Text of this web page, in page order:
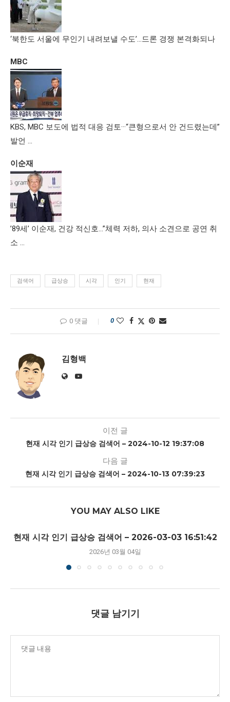
‘북한도 서울에 무인기 내려보낼 수도’…드론 경쟁 본격화되나
MBC
KBS, MBC 보도에 법적 대응 검토···“큰형으로서 안 건드렸는데”
발언 …
이순재
’89세’ 이순재, 건강 적신호…”체력 저하, 의사 소견으로 공연 취
소 …
검색어 급상승 시각 인기 현재
0 댓글 0
김형백
이전 글
현재 시각 인기 급상승 검색어 – 2024-10-12 19:37:08
다음 글
현재 시각 인기 급상승 검색어 – 2024-10-13 07:39:23
YOU MAY ALSO LIKE
현재 시각 인기 급상승 검색어 – 2026-03-03 16:51:42
2026년 03월 04일
댓글 남기기